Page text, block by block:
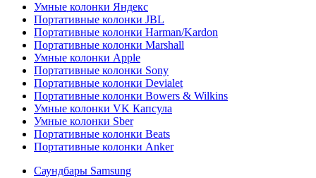
Умные колонки Яндекс
Портативные колонки JBL
Портативные колонки Harman/Kardon
Портативные колонки Marshall
Умные колонки Apple
Портативные колонки Sony
Портативные колонки Devialet
Портативные колонки Bowers & Wilkins
Умные колонки VK Капсула
Умные колонки Sber
Портативные колонки Beats
Портативные колонки Anker
Саундбары Samsung